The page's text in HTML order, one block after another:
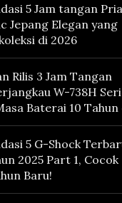
5 Jam tangan Pria
Jepang Elegan yang
di 2026
Rilis 3 Jam Tangan
W-738H
Baterai 10 Tahun
5 G-Shock
2025 Part 1, Cocok
Baru!